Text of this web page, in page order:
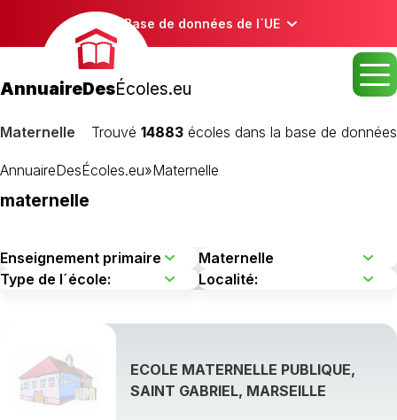
Base de données de l´UE
AnnuaireDesÉcoles.eu
Maternelle Trouvé 14883 écoles dans la base de données
AnnuaireDesÉcoles.eu»Maternelle
maternelle
ECOLE MATERNELLE PUBLIQUE,
SAINT GABRIEL, MARSEILLE